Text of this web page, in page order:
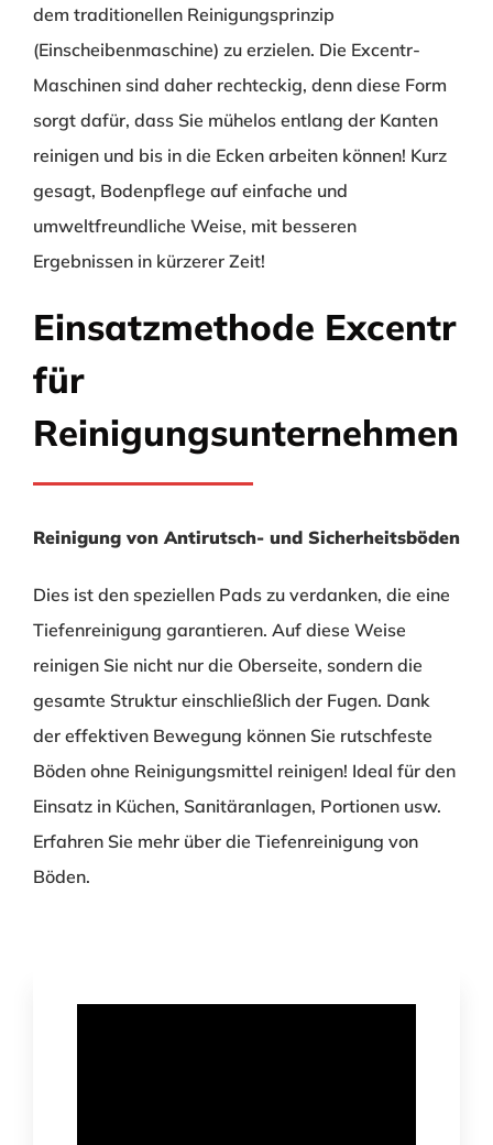
dem traditionellen Reinigungsprinzip
(Einscheibenmaschine) zu erzielen. Die Excentr-
Maschinen sind daher rechteckig, denn diese Form
sorgt dafür, dass Sie mühelos entlang der Kanten
reinigen und bis in die Ecken arbeiten können! Kurz
gesagt, Bodenpflege auf einfache und
umweltfreundliche Weise, mit besseren
Ergebnissen in kürzerer Zeit!
Einsatzmethode Excentr
für
Reinigungsunternehmen
Reinigung von Antirutsch- und Sicherheitsböden
Dies ist den speziellen Pads zu verdanken, die eine
Tiefenreinigung garantieren. Auf diese Weise
reinigen Sie nicht nur die Oberseite, sondern die
gesamte Struktur einschließlich der Fugen. Dank
der effektiven Bewegung können Sie rutschfeste
Böden ohne Reinigungsmittel reinigen! Ideal für den
Einsatz in Küchen, Sanitäranlagen, Portionen usw.
Erfahren Sie mehr über die Tiefenreinigung von
Böden.